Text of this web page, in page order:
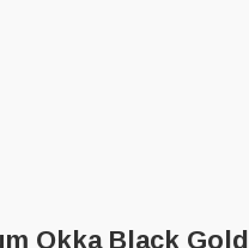
Okka Black Gold